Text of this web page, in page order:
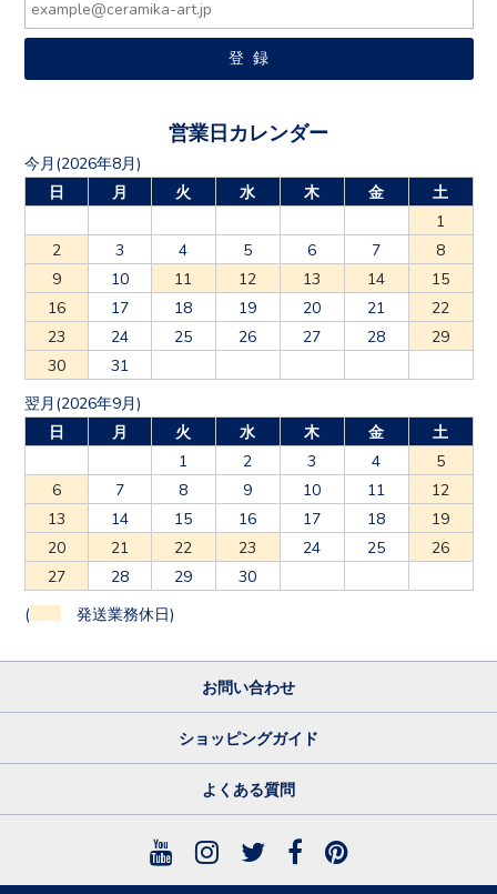
営業日カレンダー
今月(2026年8月)
日
月 火 水 木 金
土
1
2
3 4 5 6 7
8
9
10 11 12 13 14
15
16
17 18 19 20 21
22
23
24 25 26 27 28
29
30
31
翌月(2026年9月)
日
月 火 水 木 金
土
1
2 3 4
5
6
7 8 9 10 11
12
13
14 15 16 17 18
19
20
21 22 23 24 25
26
27
28 29 30
( 発送業務休日)
お問い合わせ
ショッピングガイド
よくある質問